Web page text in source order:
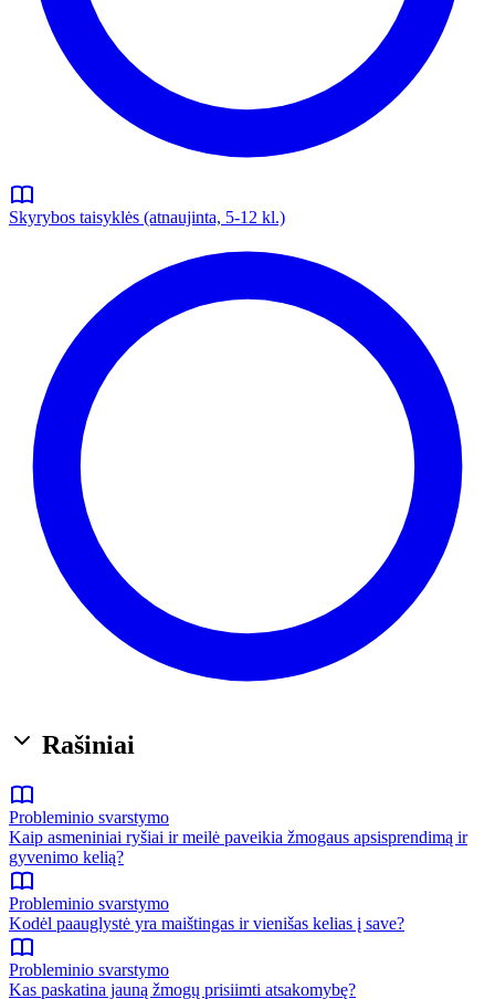
Skyrybos taisyklės (atnaujinta, 5-12 kl.)
Rašiniai
Probleminio svarstymo
Kaip asmeniniai ryšiai ir meilė paveikia žmogaus apsisprendimą ir
gyvenimo kelią?
Probleminio svarstymo
Kodėl paauglystė yra maištingas ir vienišas kelias į save?
Probleminio svarstymo
Kas paskatina jauną žmogų prisiimti atsakomybę?